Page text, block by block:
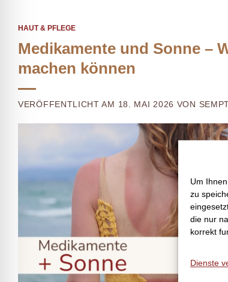
Um
zu
die nur
korrekt
Dienste
HAUT & PFLEGE
Medikamente und Sonne –
machen können
VERÖFFENTLICHT AM 18. MAI 2026 VON